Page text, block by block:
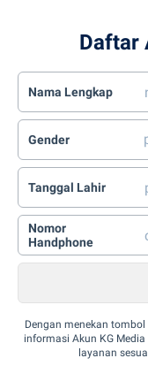
Daftar
Nama Lengkap
Gender
Tanggal Lahir
Nomor
Handphone
Dengan menekan
informasi Akun KG
layanan